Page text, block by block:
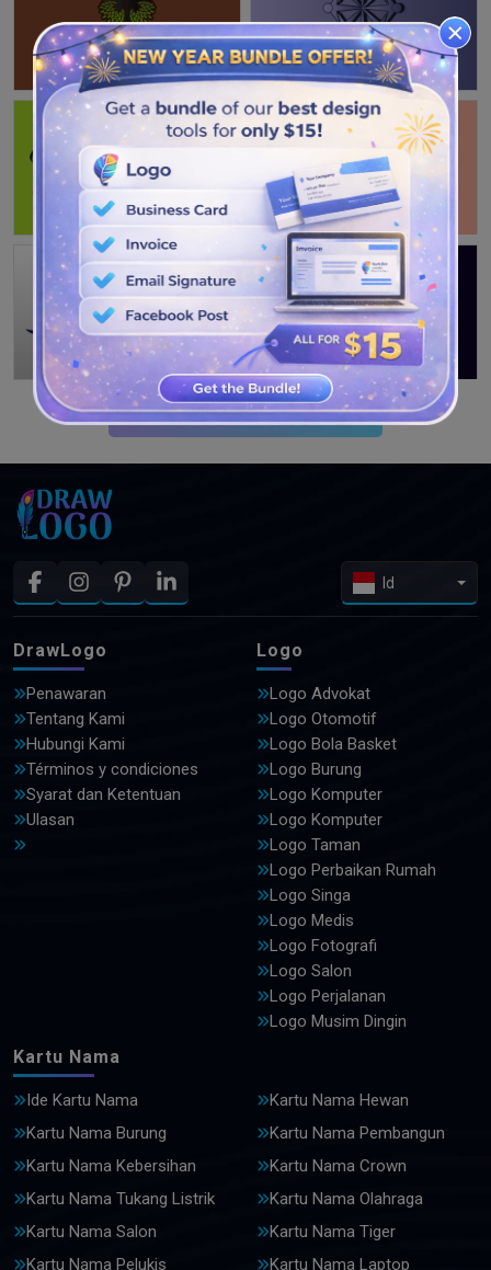
LIHAT DESAIN LEBIH LANJUT
Id
DrawLogo
Penawaran
Tentang Kami
Hubungi Kami
Términos y condiciones
Syarat dan Ketentuan
Ulasan
Logo
Logo Advokat
Logo Otomotif
Logo Bola Basket
Logo Burung
Logo Komputer
Logo Komputer
Logo Taman
Logo Perbaikan Rumah
Logo Singa
Logo Medis
Logo Fotografi
Logo Salon
Logo Perjalanan
Logo Musim Dingin
Kartu Nama
Ide Kartu Nama
Kartu Nama Hewan
Kartu Nama Burung
Kartu Nama Pembangun
Kartu Nama Kebersihan
Kartu Nama Crown
Kartu Nama Tukang Listrik
Kartu Nama Olahraga
Kartu Nama Salon
Kartu Nama Tiger
Kartu Nama Pelukis
Kartu Nama Laptop